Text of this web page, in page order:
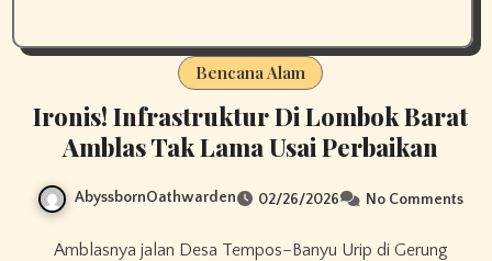
Bencana Alam
Ironis! Infrastruktur Di Lombok Barat
Amblas Tak Lama Usai Perbaikan
AbyssbornOathwarden 02/26/2026 No Comments
Amblasnya jalan Desa Tempos–Banyu Urip di Gerung